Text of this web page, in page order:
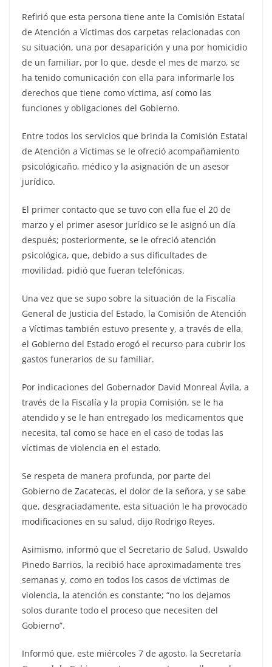
Refirió que esta persona tiene ante la Comisión Estatal
de Atención a Víctimas dos carpetas relacionadas con
su situación, una por desaparición y una por homicidio
de un familiar, por lo que, desde el mes de marzo, se
ha tenido comunicación con ella para informarle los
derechos que tiene como víctima, así como las
funciones y obligaciones del Gobierno.
Entre todos los servicios que brinda la Comisión Estatal
de Atención a Víctimas se le ofreció acompañamiento
psicológicaño, médico y la asignación de un asesor
jurídico.
El primer contacto que se tuvo con ella fue el 20 de
marzo y el primer asesor jurídico se le asignó un día
después; posteriormente, se le ofreció atención
psicológica, que, debido a sus dificultades de
movilidad, pidió que fueran telefónicas.
Una vez que se supo sobre la situación de la Fiscalía
General de Justicia del Estado, la Comisión de Atención
a Víctimas también estuvo presente y, a través de ella,
el Gobierno del Estado erogó el recurso para cubrir los
gastos funerarios de su familiar.
Por indicaciones del Gobernador David Monreal Ávila, a
través de la Fiscalía y la propia Comisión, se le ha
atendido y se le han entregado los medicamentos que
necesita, tal como se hace en el caso de todas las
víctimas de violencia en el estado.
Se respeta de manera profunda, por parte del
Gobierno de Zacatecas, el dolor de la señora, y se sabe
que, desgraciadamente, esta situación le ha provocado
modificaciones en su salud, dijo Rodrigo Reyes.
Asimismo, informó que el Secretario de Salud, Uswaldo
Pinedo Barrios, la recibió hace aproximadamente tres
semanas y, como en todos los casos de víctimas de
violencia, la atención es constante; “no los dejamos
solos durante todo el proceso que necesiten del
Gobierno”.
Informó que, este miércoles 7 de agosto, la Secretaría